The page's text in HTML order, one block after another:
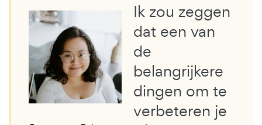
Ik zou zeggen
dat een van
de
belangrijkere
dingen om te
verbeteren je